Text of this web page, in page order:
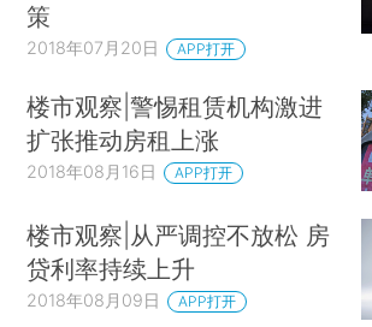
策
2018年07月20日 APP打开
楼市观察|警惕租赁机构激进
扩张推动房租上涨
2018年08月16日 APP打开
楼市观察|从严调控不放松 房
贷利率持续上升
2018年08月09日 APP打开